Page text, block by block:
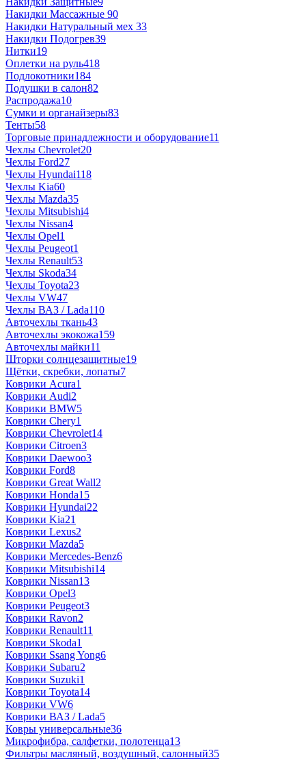
Накидки Массажные 90
Накидки Натуральный мех 33
Накидки Подогрев39
Нитки19
Оплетки на руль418
Подлокотники184
Подушки в салон82
Распродажа10
Сумки и органайзеры83
Тенты58
Торговые принадлежности и оборудование11
Чехлы Chevrolet20
Чехлы Ford27
Чехлы Hyundai118
Чехлы Kia60
Чехлы Mazda35
Чехлы Mitsubishi4
Чехлы Nissan4
Чехлы Opel1
Чехлы Peugeot1
Чехлы Renault53
Чехлы Skoda34
Чехлы Toyota23
Чехлы VW47
Чехлы ВАЗ / Lada110
Авточехлы ткань43
Авточехлы экокожа159
Авточехлы майки11
Шторки солнцезащитные19
Щётки, скребки, лопаты7
Коврики Acura1
Коврики Audi2
Коврики BMW5
Коврики Chery1
Коврики Chevrolet14
Коврики Citroen3
Коврики Daewoo3
Коврики Ford8
Коврики Great Wall2
Коврики Honda15
Коврики Hyundai22
Коврики Kia21
Коврики Lexus2
Коврики Mazda5
Коврики Mercedes-Benz6
Коврики Mitsubishi14
Коврики Nissan13
Коврики Opel3
Коврики Peugeot3
Коврики Ravon2
Коврики Renault11
Коврики Skoda1
Коврики Ssang Yong6
Коврики Subaru2
Коврики Suzuki1
Коврики Toyota14
Коврики VW6
Коврики ВАЗ / Lada5
Ковры универсальные36
Микрофибра, салфетки, полотенца13
Фильтры масляный, воздушный, салонный35